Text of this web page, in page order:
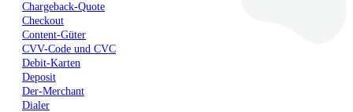
Chargeback-Quote
Checkout
Content-Güter
CVV-Code und CVC
Debit-Karten
Deposit
Der-Merchant
Dialer